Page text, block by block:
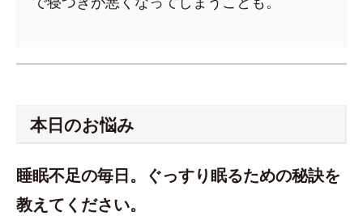
本日のお悩み
睡眠不足の毎日。ぐっすり眠るための秘訣を
教えてください。